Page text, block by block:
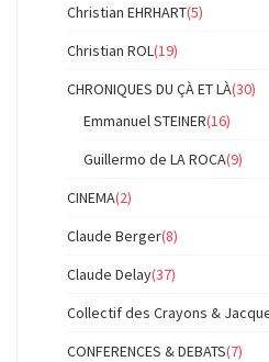
Christian EHRHART(5)
Christian ROL (19)
CHRONIQUES DU ÇÀ ET LÀ(30)
Emmanuel STEINER(16)
Guillermo de LA ROCA(9)
CINEMA(2)
Claude Berger(8)
Claude Delay(37)
Collectif des Crayons &
CONFERENCES & DEBATS(7)